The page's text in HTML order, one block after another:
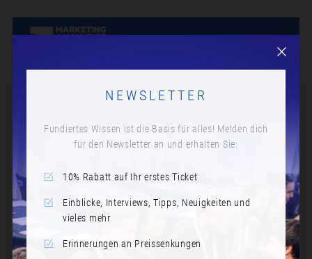
NEWSLETTER
Fundiertes Wissen ist die Basis für alles! Melden dich
für den Newsletter an und erhalten Sie:
10% Rabatt auf Ihr erstes Ticket
Einblicke, Interviews, Tipps, Neuigkeiten und
vieles mehr
Erinnerungen an Preissenkungen